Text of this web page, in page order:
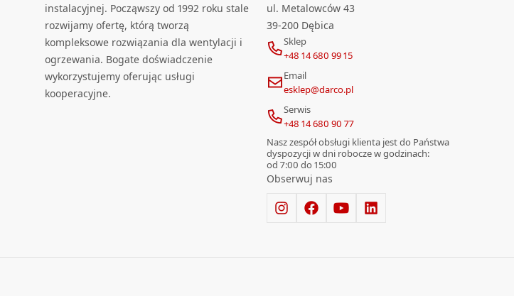
instalacyjnej. Począwszy od 1992 roku stale
rozwijamy ofertę, którą tworzą
kompleksowe rozwiązania dla wentylacji i
ogrzewania. Bogate doświadczenie
wykorzystujemy oferując usługi
kooperacyjne.
ul. Metalowców 43
39-200 Dębica
Sklep
+48 14 680 99 15
Email
esklep@darco.pl
Serwis
+48 14 680 90 77
Nasz zespół obsługi klienta jest do Państwa
dyspozycji w dni robocze w godzinach:
od 7:00 do 15:00
Obserwuj nas